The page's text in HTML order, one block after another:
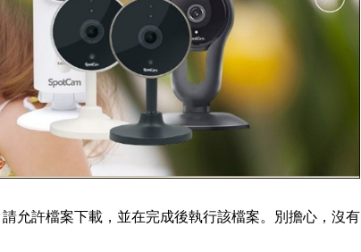
允許檔案下載，並在完成後執行該檔案。別擔心，沒有